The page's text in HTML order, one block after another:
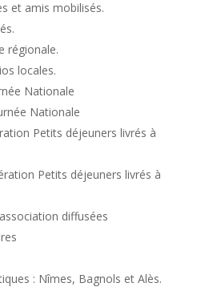
et amis mobilisés.
régionale.
locales.
Nationale
Nationale
Petits déjeuners livrés à
Petits déjeuners livrés à
diffusées
: Nîmes, Bagnols et Alès.